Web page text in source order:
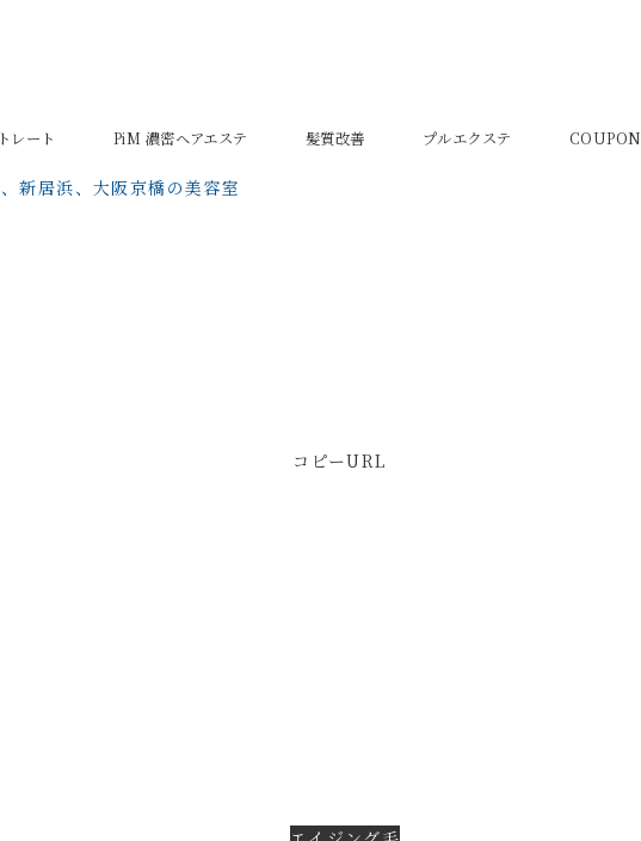
レート PiM 濃密ヘアエステ 髪質改善 プルエクステ
新居浜、大阪京橋の美容室
コピーURL